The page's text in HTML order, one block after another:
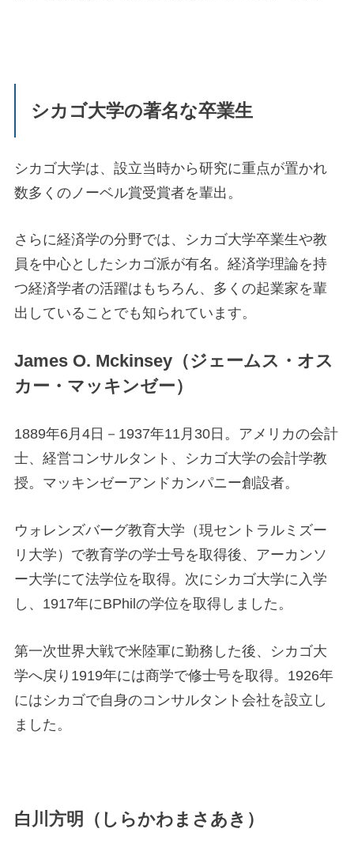
シカゴ大学の著名な卒業生
シカゴ大学は、設立当時から研究に重点が置かれ
数多くのノーベル賞受賞者を輩出。
さらに経済学の分野では、シカゴ大学卒業生や教
員を中心としたシカゴ派が有名。経済学理論を持
つ経済学者の活躍はもちろん、多くの起業家を輩
出していることでも知られています。
James O. Mckinsey（ジェームス・オス
カー・マッキンゼー）
1889年6月4日－1937年11月30日。アメリカの会計
士、経営コンサルタント、シカゴ大学の会計学教
授。マッキンゼーアンドカンパニー創設者。
ウォレンズバーグ教育大学（現セントラルミズー
リ大学）で教育学の学士号を取得後、アーカンソ
ー大学にて法学位を取得。次にシカゴ大学に入学
し、1917年にBPhilの学位を取得しました。
第一次世界大戦で米陸軍に勤務した後、シカゴ大
学へ戻り1919年には商学で修士号を取得。1926年
にはシカゴで自身のコンサルタント会社を設立し
ました。
白川方明（しらかわまさあき）